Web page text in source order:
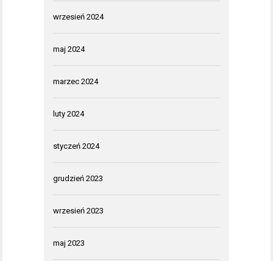
wrzesień 2024
maj 2024
marzec 2024
luty 2024
styczeń 2024
grudzień 2023
wrzesień 2023
maj 2023